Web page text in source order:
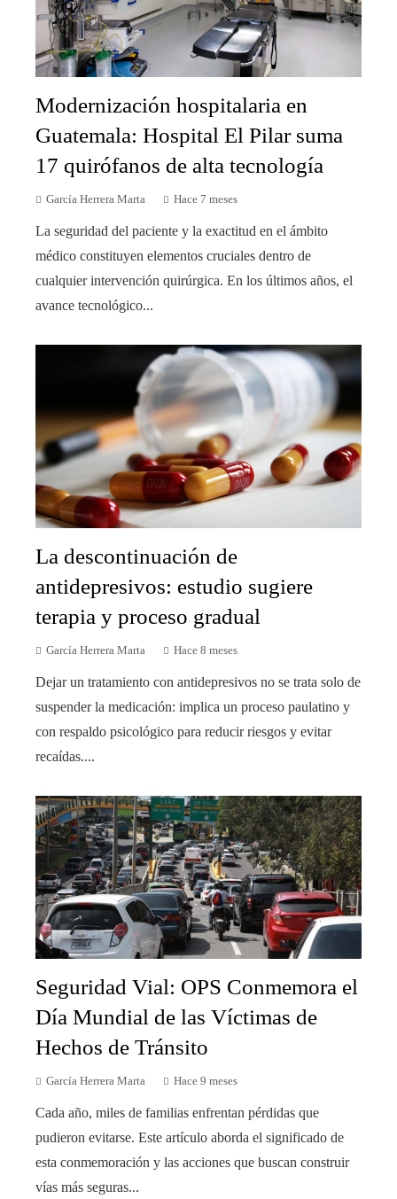
Modernización hospitalaria en
Guatemala: Hospital El Pilar suma
17 quirófanos de alta tecnología
García Herrera Marta Hace 7 meses
La seguridad del paciente y la exactitud en el ámbito
médico constituyen elementos cruciales dentro de
cualquier intervención quirúrgica. En los últimos años, el
avance tecnológico...
La descontinuación de
antidepresivos: estudio sugiere
terapia y proceso gradual
García Herrera Marta Hace 8 meses
Dejar un tratamiento con antidepresivos no se trata solo de
suspender la medicación: implica un proceso paulatino y
con respaldo psicológico para reducir riesgos y evitar
recaídas....
Seguridad Vial: OPS Conmemora el
Día Mundial de las Víctimas de
Hechos de Tránsito
García Herrera Marta Hace 9 meses
Cada año, miles de familias enfrentan pérdidas que
pudieron evitarse. Este artículo aborda el significado de
esta conmemoración y las acciones que buscan construir
vías más seguras...